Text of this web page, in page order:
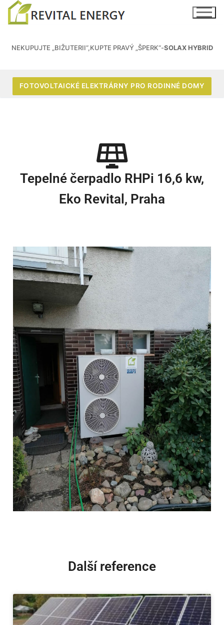
NEKUPUJTE „BIŽUTERII“,KUPTE PRAVÝ „ŠPERK“-SOLAX HYBRID
FOTOVOLTAICKÉ ELEKTRÁRNY PRO RODINNÉ DOMY
Tepelné čerpadlo RHPi 16,6 kw,
Eko Revital, Praha
Další reference